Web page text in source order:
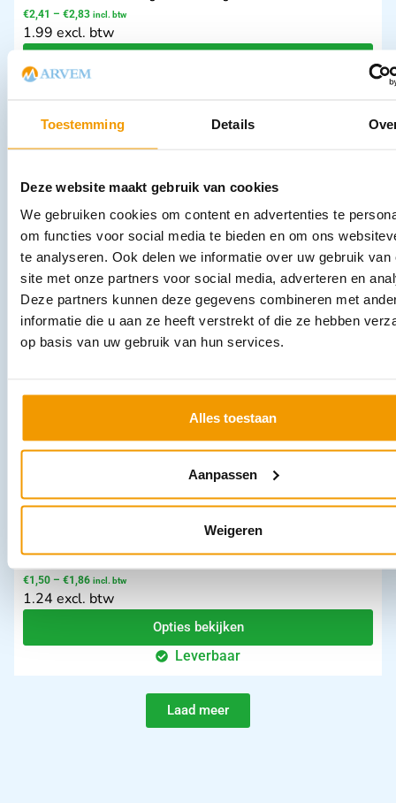
Toestemming Details
Deze website maakt gebruik van cookies
We gebruiken cookies om content en advertenties te
om functies voor social media te bieden en om ons
te analyseren. Ook delen we informatie over uw gebruik van
site met onze partners voor social media, adverteren en
Deze partners kunnen deze gegevens combineren met
informatie die u aan ze heeft verstrekt of die ze hebben
op basis van uw gebruik van hun services.
Alles toestaan
Aanpassen
Weigeren
€2,41 – €2,83 incl. btw
1.99 excl. btw
Gaasdeppers in puntvorm NOBA
€5,76 – €7,46 incl. btw
5.28 excl. btw
Opties bekijken
€1,50 – €1,86 incl. btw
1.24 excl. btw
Opties bekijken
Leverbaar
Laad meer